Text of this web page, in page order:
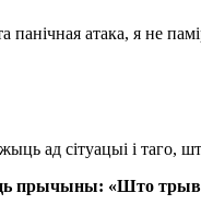
атака, я не
ад сітуацыі і
прычыны: «Што